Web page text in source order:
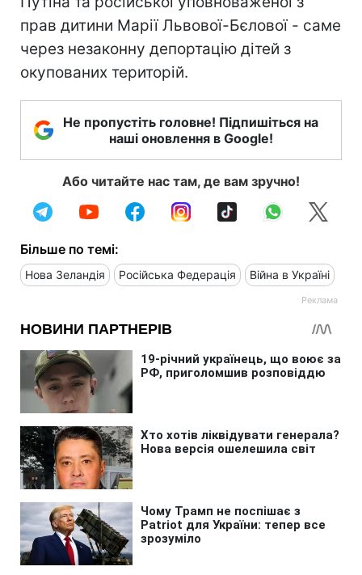
прав дитини Марії Львової-Бєлової - саме
через незаконну депортацію дітей з
окупованих територій.
Не пропустіть головне! Підпишіться на
наші оновлення в Google!
Або читайте нас там, де вам зручно!
Більше по темі:
Нова Зеландія Російська Федерація Війна в Україні